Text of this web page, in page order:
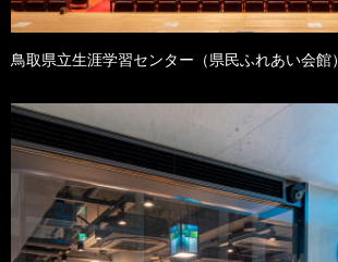
鳥取県立生涯学習センター（県民ふれあい会館）